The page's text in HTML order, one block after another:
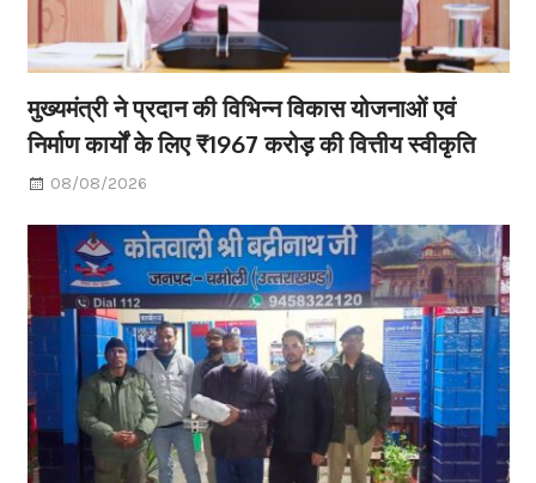
मुख्यमंत्री ने प्रदान की विभिन्न विकास योजनाओं एवं
निर्माण कार्यों के लिए ₹1967 करोड़ की वित्तीय स्वीकृति
08/08/2026